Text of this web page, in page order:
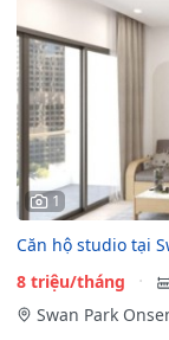
1
Căn hộ studio tại
8 triệu/tháng
Swan Park